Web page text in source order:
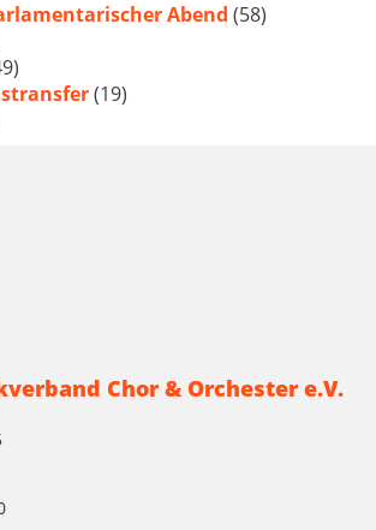
Abend (58)
(19)
Chor & Orchester e.V.